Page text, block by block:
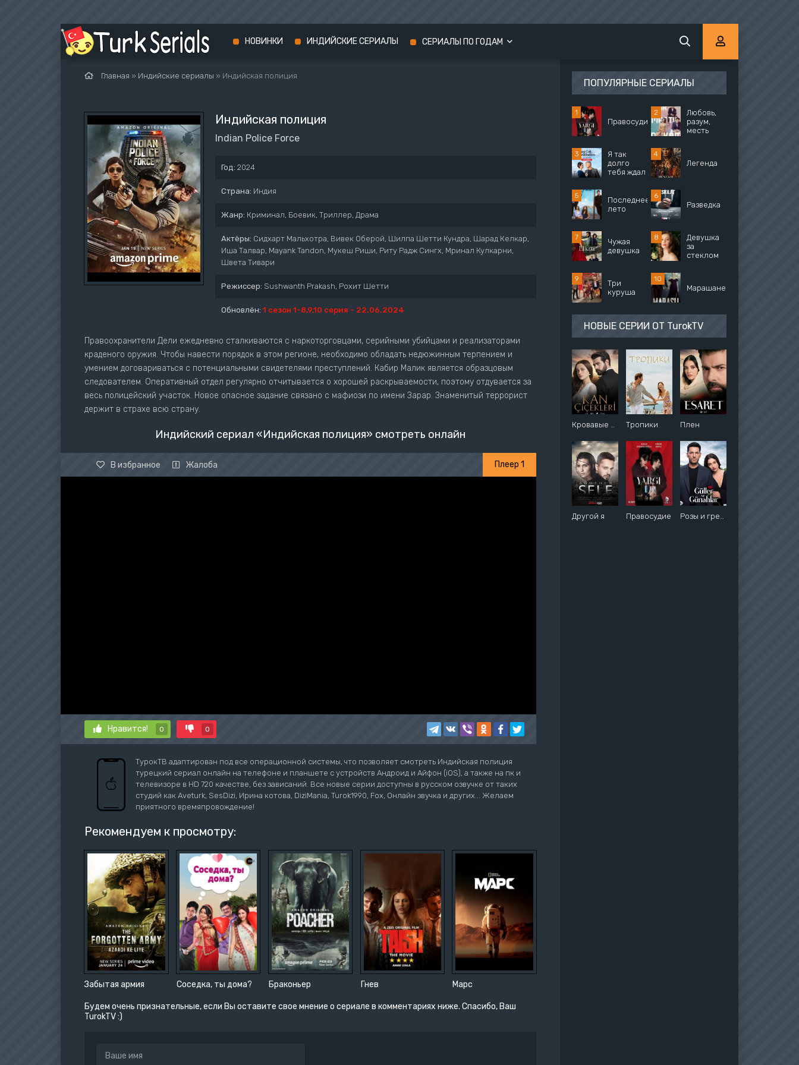
Главная » Индийские сериалы » Индийская полиция
Индийская полиция
Indian Police Force
Год: 2024
Страна: Индия
Жанр: Криминал, Боевик, Триллер, Драма
Актёры: Сидхарт Мальхотра, Вивек Оберой, Шилпа Шетти Кундра, Шарад Келкар,
Иша Талвар, Mayank Tandon, Мукеш Риши, Риту Радж Сингх, Мринал Кулкарни,
Швета Тивари
Режиссер: Sushwanth Prakash, Рохит Шетти
Обновлён: 1 сезон 1-8,9,10 серия - 22.06.2024
Правоохранители Дели ежедневно сталкиваются с наркоторговцами, серийными убийцами и реализаторами
краденого оружия. Чтобы навести порядок в этом регионе, необходимо обладать недюжинным терпением и
умением договариваться с потенциальными свидетелями преступлений. Кабир Малик является образцовым
следователем. Оперативный отдел регулярно отчитывается о хорошей раскрываемости, поэтому отдувается за
весь полицейский участок. Новое опасное задание связано с мафиози по имени Зарар. Знаменитый террорист
держит в страхе всю страну.
Индийский сериал «Индийская полиция» смотреть онлайн
В избранное Жалоба Плеер 1
Нравится! 0 0
ТурокТВ адаптирован под все операционной системы, что позволяет смотреть Индийская полиция
турецкий сериал онлайн на телефоне и планшете с устройств Андроид и Айфон (iOS), а также на пк и
телевизоре в HD 720 качестве, без зависаний. Все новые серии доступны в русском озвучке от таких
студий как Aveturk, SesDizi, Ирина котова, DiziMania, Turok1990, Fox, Онлайн звучка и других... Желаем
приятного времяпровождение!
Рекомендуем к просмотру:
Забытая армия Соседка, ты дома? Браконьер Гнев Марс
Будем очень признательные, если Вы оставите свое мнение о сериале в комментариях ниже. Спасибо, Ваш
TurokTV :)
ПОПУЛЯРНЫЕ СЕРИАЛЫ
Правосудие
Любовь,
разум,
месть
Я так
долго
тебя ждал
Легенда
Последнее
лето
Разведка
Чужая
девушка
Девушка
за
стеклом
Три
куруша
Марашанец
НОВЫЕ СЕРИИ ОТ TurokTV
Кровавые цветы Тропики Плен
Другой я Правосудие Розы и грехи
НОВИНКИ ИНДИЙСКИЕ СЕРИАЛЫ СЕРИАЛЫ ПО ГОДАМ